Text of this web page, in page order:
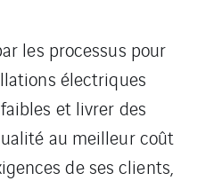
les processus pour
électriques
et livrer des
au meilleur coût
de ses clients,